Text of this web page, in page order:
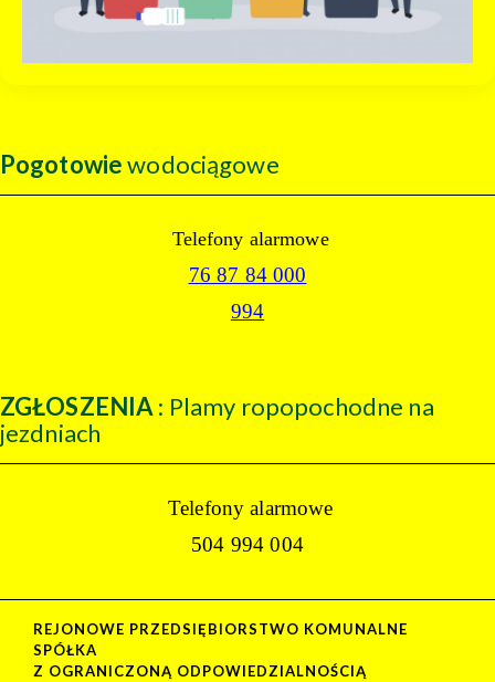
Pogotowiewodociągowe
Telefony alarmowe
76 87 84 000
994
ZGŁOSZENIA : Plamy ropopochodne na
jezdniach
Telefony alarmowe
504 994 004
REJONOWE PRZEDSIĘBIORSTWO KOMUNALNE
SPÓŁKA
Z OGRANICZONĄ ODPOWIEDZIALNOŚCIĄ